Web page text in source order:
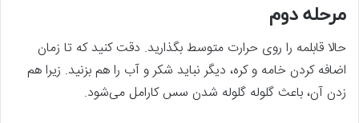
مرحله دوم
حالا قابلمه را روی حرارت متوسط بگذارید. دقت کنید که تا زمان
اضافه کردن خامه و کره، دیگر نباید شکر و آب را هم بزنید. زیرا هم
زدن آن، باعث گلوله گلوله شدن سس کارامل می‌شود.